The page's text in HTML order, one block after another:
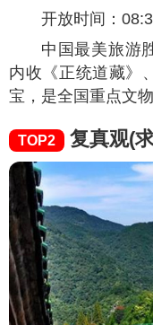
开放时间：
中国最美旅游
内收《正统道藏》
宝，是全国重点文
TOP2 复真观(